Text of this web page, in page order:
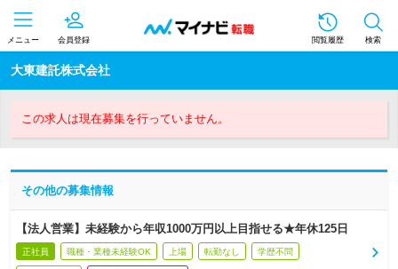
メニュー 会員登録 閲覧履歴 検索
大東建託株式会社
この求人は現在募集を行っていません。
その他の募集情報
【法人営業】未経験から年収1000万円以上目指せる★年休125日
正社員 職種・業種未経験OK 上場 転勤なし 学歴不問